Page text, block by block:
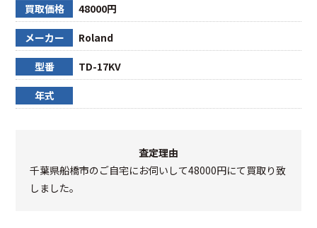
買取価格 48000円
メーカー Roland
型番 TD-17KV
年式
査定理由
千葉県船橋市のご自宅にお伺いして48000円にて買取り致
しました。